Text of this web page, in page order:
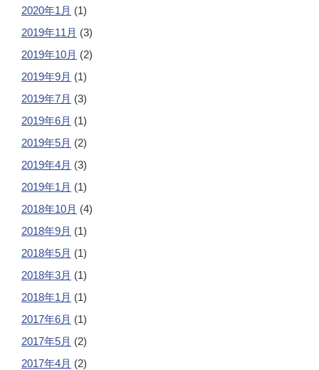
2020年1月 (1)
2019年11月 (3)
2019年10月 (2)
2019年9月 (1)
2019年7月 (3)
2019年6月 (1)
2019年5月 (2)
2019年4月 (3)
2019年1月 (1)
2018年10月 (4)
2018年9月 (1)
2018年5月 (1)
2018年3月 (1)
2018年1月 (1)
2017年6月 (1)
2017年5月 (2)
2017年4月 (2)